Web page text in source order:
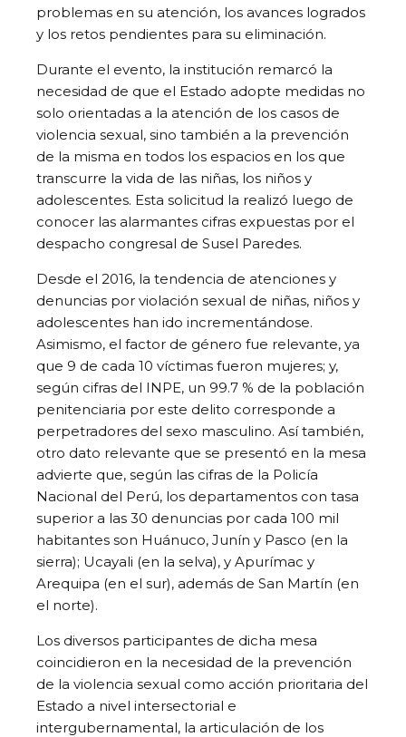
problemas en su atención, los avances logrados
y los retos pendientes para su eliminación.
Durante el evento, la institución remarcó la
necesidad de que el Estado adopte medidas no
solo orientadas a la atención de los casos de
violencia sexual, sino también a la prevención
de la misma en todos los espacios en los que
transcurre la vida de las niñas, los niños y
adolescentes. Esta solicitud la realizó luego de
conocer las alarmantes cifras expuestas por el
despacho congresal de Susel Paredes.
Desde el 2016, la tendencia de atenciones y
denuncias por violación sexual de niñas, niños y
adolescentes han ido incrementándose.
Asimismo, el factor de género fue relevante, ya
que 9 de cada 10 víctimas fueron mujeres; y,
según cifras del INPE, un 99.7 % de la población
penitenciaria por este delito corresponde a
perpetradores del sexo masculino. Así también,
otro dato relevante que se presentó en la mesa
advierte que, según las cifras de la Policía
Nacional del Perú, los departamentos con tasa
superior a las 30 denuncias por cada 100 mil
habitantes son Huánuco, Junín y Pasco (en la
sierra); Ucayali (en la selva), y Apurímac y
Arequipa (en el sur), además de San Martín (en
el norte).
Los diversos participantes de dicha mesa
coincidieron en la necesidad de la prevención
de la violencia sexual como acción prioritaria del
Estado a nivel intersectorial e
intergubernamental, la articulación de los